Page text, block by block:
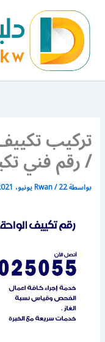
المحتوى
/ رقم فني
بواسطة Rwan/22 يونيو، 2021